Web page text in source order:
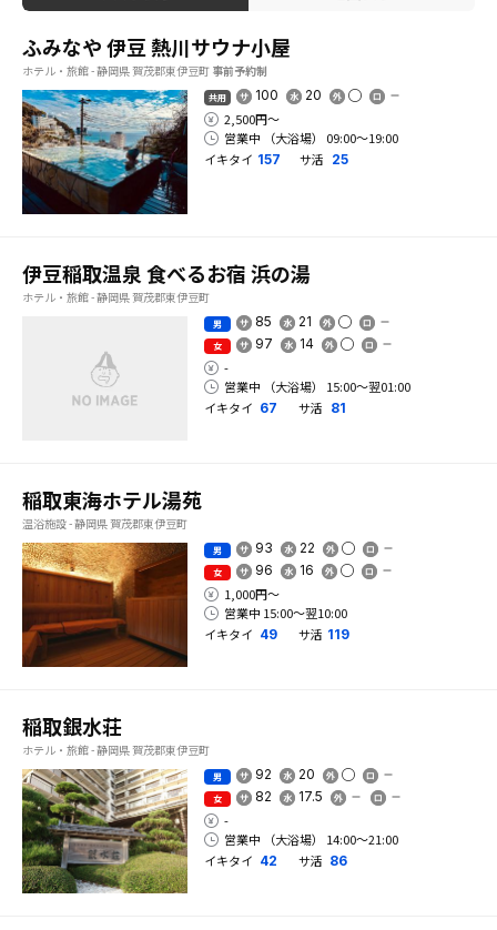
ふみなや 伊豆 熱川サウナ小屋
ホテル・旅館 - 静岡県 賀茂郡東伊豆町 事前予約制
共用 100 20
2,500円〜
営業中 （大浴場） 09:00〜19:00
イキタイ 157 サ活 25
伊豆稲取温泉 食べるお宿 浜の湯
ホテル・旅館 - 静岡県 賀茂郡東伊豆町
男 85 21
女 97 14
-
営業中 （大浴場） 15:00〜翌01:00
イキタイ 67 サ活 81
稲取東海ホテル湯苑
温浴施設 - 静岡県 賀茂郡東伊豆町
男 93 22
女 96 16
1,000円〜
営業中 15:00〜翌10:00
イキタイ 49 サ活 119
稲取銀水荘
ホテル・旅館 - 静岡県 賀茂郡東伊豆町
男 92 20
女 82 17.5
-
営業中 （大浴場） 14:00〜21:00
イキタイ 42 サ活 86